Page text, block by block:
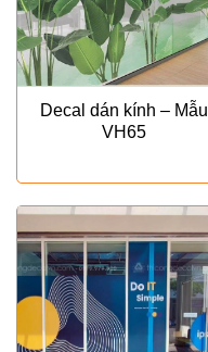
Decal dán kính – Mẫu
VH65